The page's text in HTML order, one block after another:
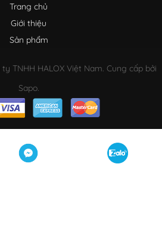
Trang chủ
Giới thiệu
Sản phẩm
TNHH HALOX Việt Nam. Cung cấp bởi
Sapo.